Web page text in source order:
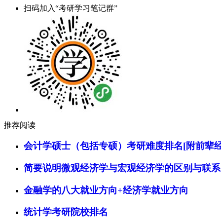
扫码加入“考研学习笔记群”
推荐阅读
会计学硕士（包括专硕）考研难度排名[附前辈
简要说明微观经济学与宏观经济学的区别与联系
金融学的八大就业方向+经济学就业方向
统计学考研院校排名